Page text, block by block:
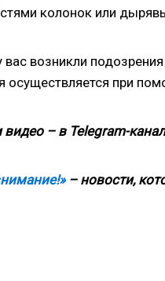
колонок или
вас возникли
осуществляется при
– в Telegram-
– новости,